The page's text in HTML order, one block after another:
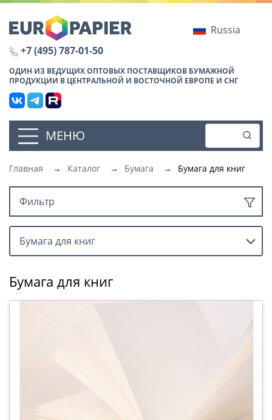
Russia
+7 (495) 787-01-50
ОДИН ИЗ ВЕДУЩИХ ОПТОВЫХ ПОСТАВЩИКОВ БУМАЖНОЙ
ПРОДУКЦИИ В ЦЕНТРАЛЬНОЙ И ВОСТОЧНОЙ ЕВРОПЕ И СНГ
МЕНЮ
Главная → Каталог → Бумага → Бумага для книг
Фильтр
Бумага для книг
Бумага для книг